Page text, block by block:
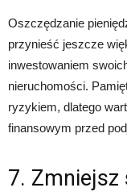
Oszczędzanie
przynieść jeszcze
inwestowaniem
nieruchomości.
ryzykiem, dlatego
finansowym przed
7. Zmniejsz